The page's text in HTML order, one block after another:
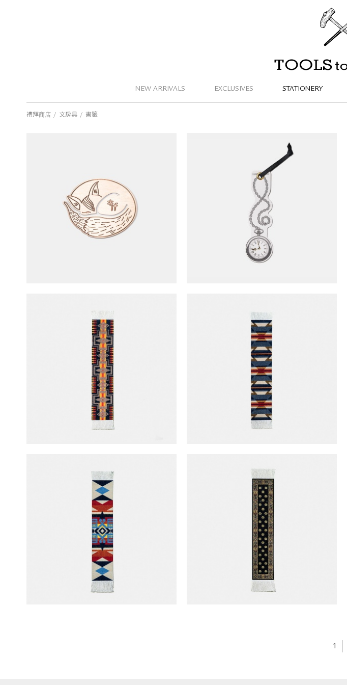
NEW ARRIVALS EXCLUSIVES STATIONERY
禮拜商店 / 文房具 / 書籤
if. 睡在角落的動物 書籤
NT$299
if. 學術系列 造型書籤
NT$188
Mouse Rug x Pendleton 書籤 (PNH-K) Mouse Rug x Pendleton 書籤 (PWT-K)
Mouse Rug x Pendleton 書籤 (PFL-K) Mouse Rug 書籤 (NCH-K)
1